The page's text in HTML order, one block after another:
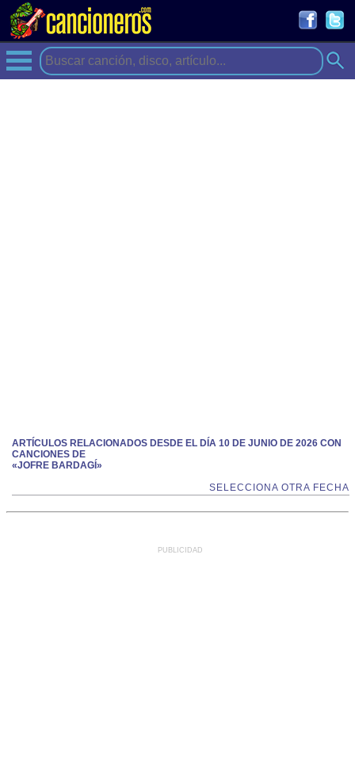
ARTÍCULOS RELACIONADOS DESDE EL DÍA 10 DE JUNIO DE 2026 CON
CANCIONES DE
«JOFRE BARDAGÍ»
SELECCIONA OTRA FECHA
PUBLICIDAD